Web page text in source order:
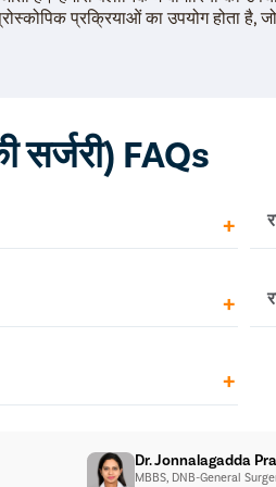
प्रक्रियाओं का उपयोग होता है, जो
सर्जरी) FAQs
यह प्रक्रिया की जटिलता और
क्लोज़्ड राइनोप्लास्टी में सभी
Dr. Jonnalagadda
MBBS, DNB-General